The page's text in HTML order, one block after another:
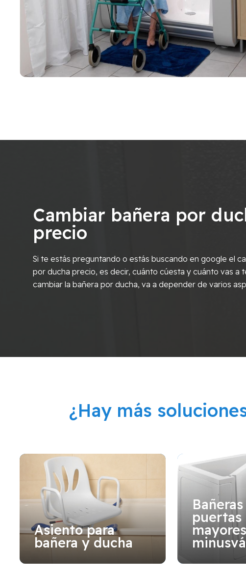
Cambiar bañera por
precio
Si te estás preguntando o estás buscando en google el
por ducha precio, es decir, cuánto cúesta y cuánto vas a
cambiar la bañera por ducha, va a depender de varios
¿Hay más
Asiento para
bañera y ducha
puertas